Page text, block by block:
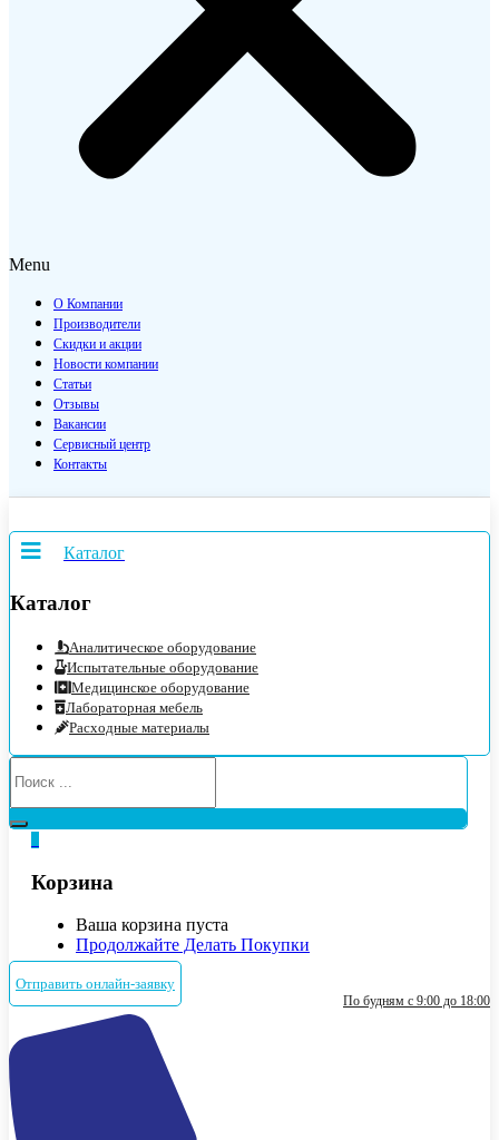
Menu
О Компании
Производители
Скидки и акции
Новости компании
Статьи
Отзывы
Вакансии
Сервисный центр
Контакты
Каталог
Каталог
Аналитическое оборудование
Испытательные оборудование
Медицинское оборудование
Лабораторная мебель
Расходные материалы
Корзина
Ваша корзина пуста
Продолжайте Делать Покупки
Отправить онлайн-заявку
По будням с 9:00 до 18:00